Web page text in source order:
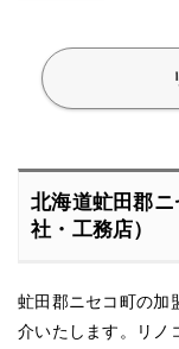
北海道虻田郡
社・工務店）
虻田郡ニセコ町の加
介いたします。リノ